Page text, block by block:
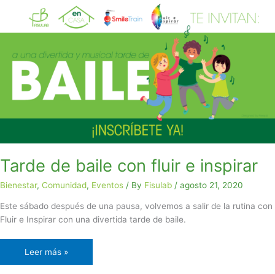
Tarde de baile con fluir e inspirar
Bienestar, Comunidad, Eventos / By Fisulab / agosto 21, 2020
Este sábado después de una pausa, volvemos a salir de la rutina con
Fluir e Inspirar con una divertida tarde de baile.
Tarde
de
baile
fluir
e
inspirar
Leer más »